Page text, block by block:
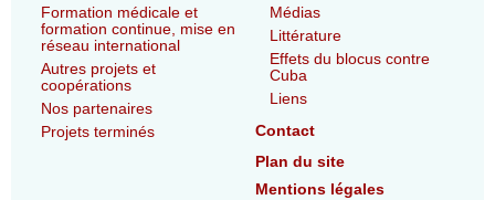
Formation médicale et
formation continue, mise en
réseau international
Autres projets et
coopérations
Nos partenaires
Projets terminés
Médias
Littérature
Effets du blocus contre
Cuba
Liens
Contact
Plan du site
Mentions légales